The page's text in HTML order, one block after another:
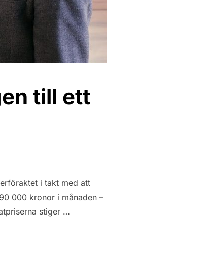
till ett
i takt med att
000 kronor i månaden –
stiger …